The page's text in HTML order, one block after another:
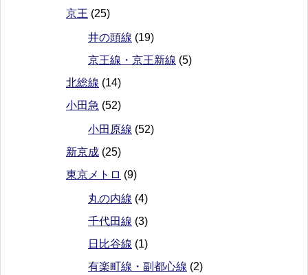
京王 (25)
井の頭線 (19)
京王線・京王新線 (5)
北総線 (14)
小田急 (52)
小田原線 (52)
新京成 (25)
東京メトロ (9)
丸の内線 (4)
千代田線 (3)
日比谷線 (1)
有楽町線・副都心線 (2)